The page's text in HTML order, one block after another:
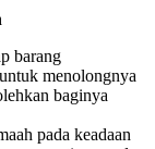
barang
menolongnya
baginya
pada keadaan